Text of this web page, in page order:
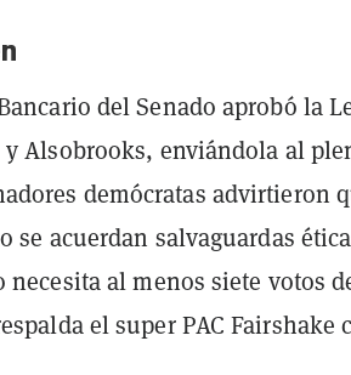
del Senado aprobó la
y Alsobrooks, enviándola al
demócratas advirtieron
se acuerdan salvaguardas
necesita al menos siete votos
el super PAC Fairshake